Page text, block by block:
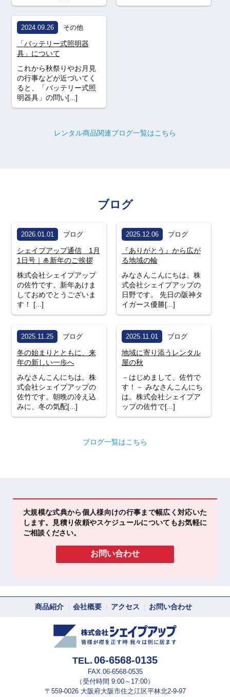
2024.09.26 その他
「バッテリー式照明器
具」について
これから秋祭りやお月見
の行事などが近づいてく
ると、「バッテリー式照
明器具」の問い[...]
レンタル商品関連ブログ一覧はこちら
ブログ
2026.01.01 ブログ
シェイプアップ通信 1月
1日号｜🎍新年のご挨拶
株式会社シェイプアップ
の佐竹です。新年あけま
しておめでとうございま
す！ [...]
2025.12.06 ブログ
『ありがとう』から広が
る地域の輪
みなさんこんにちは。株
式会社シェイプアップの
日野です。 先日の阪神タ
イガース優勝[...]
2025.11.25 ブログ
冬の始まりとともに、来
年の新しい一歩へ
みなさんこんにちは。株
式会社シェイプアップの
佐竹です。朝晩の冷え込
みに、冬の気配[...]
2025.11.01 ブログ
地域に寄り添うレンタル
屋の秋
－はじめまして、佐竹で
す！－ みなさんこんにち
は。株式会社シェイプア
ップの佐竹で[...]
ブログ一覧はこちら
大規模な式典から個人様向けの行事まで幅広く対応いた
します。
見積り依頼やスケジュールについてもお気軽に
ご相談ください。
お問い合わせ
商品紹介 会社概要 アクセス お問い合わせ
TEL. 06-6568-0135
FAX. 06-6568-0535
（受付時間 9:00～17:00）
〒559-0026 大阪府大阪市住之江区平林北2-9-97